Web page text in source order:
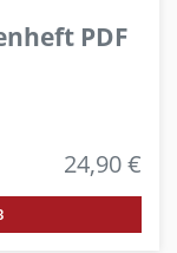
PDF
24,90 €